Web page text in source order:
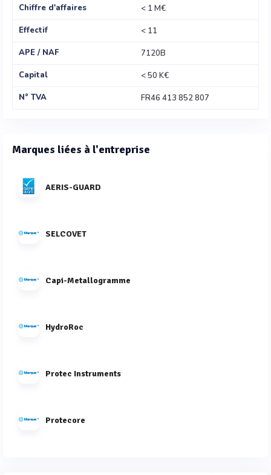
Chiffre d'affaires
< 1 M€
Effectif
< 11
APE / NAF
7120B
Capital
< 50 K€
N° TVA
FR46 413 852 807
Marques liées à l'entreprise
AERIS-GUARD
SELCOVET
Capi-Metallogramme
HydroRoc
Protec Instruments
Protecore